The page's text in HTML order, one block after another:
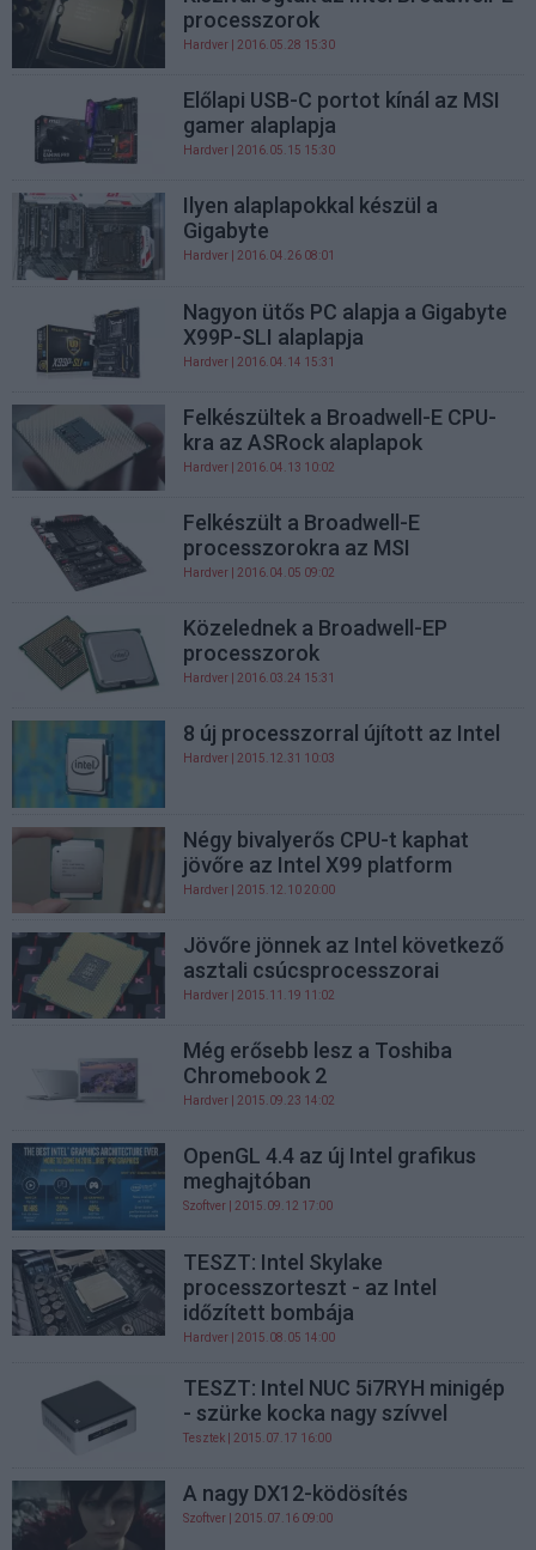
processzorok
Hardver | 2016.05.28 15:30
Előlapi USB-C portot kínál az MSI
gamer alaplapja
Hardver | 2016.05.15 15:30
Ilyen alaplapokkal készül a
Gigabyte
Hardver | 2016.04.26 08:01
Nagyon ütős PC alapja a Gigabyte
X99P-SLI alaplapja
Hardver | 2016.04.14 15:31
Felkészültek a Broadwell-E CPU-
kra az ASRock alaplapok
Hardver | 2016.04.13 10:02
Felkészült a Broadwell-E
processzorokra az MSI
Hardver | 2016.04.05 09:02
Közelednek a Broadwell-EP
processzorok
Hardver | 2016.03.24 15:31
8 új processzorral újított az Intel
Hardver | 2015.12.31 10:03
Négy bivalyerős CPU-t kaphat
jövőre az Intel X99 platform
Hardver | 2015.12.10 20:00
Jövőre jönnek az Intel következő
asztali csúcsprocesszorai
Hardver | 2015.11.19 11:02
Még erősebb lesz a Toshiba
Chromebook 2
Hardver | 2015.09.23 14:02
OpenGL 4.4 az új Intel grafikus
meghajtóban
Szoftver | 2015.09.12 17:00
TESZT: Intel Skylake
processzorteszt - az Intel
időzített bombája
Hardver | 2015.08.05 14:00
TESZT: Intel NUC 5i7RYH minigép
- szürke kocka nagy szívvel
Tesztek | 2015.07.17 16:00
A nagy DX12-ködösítés
Szoftver | 2015.07.16 09:00